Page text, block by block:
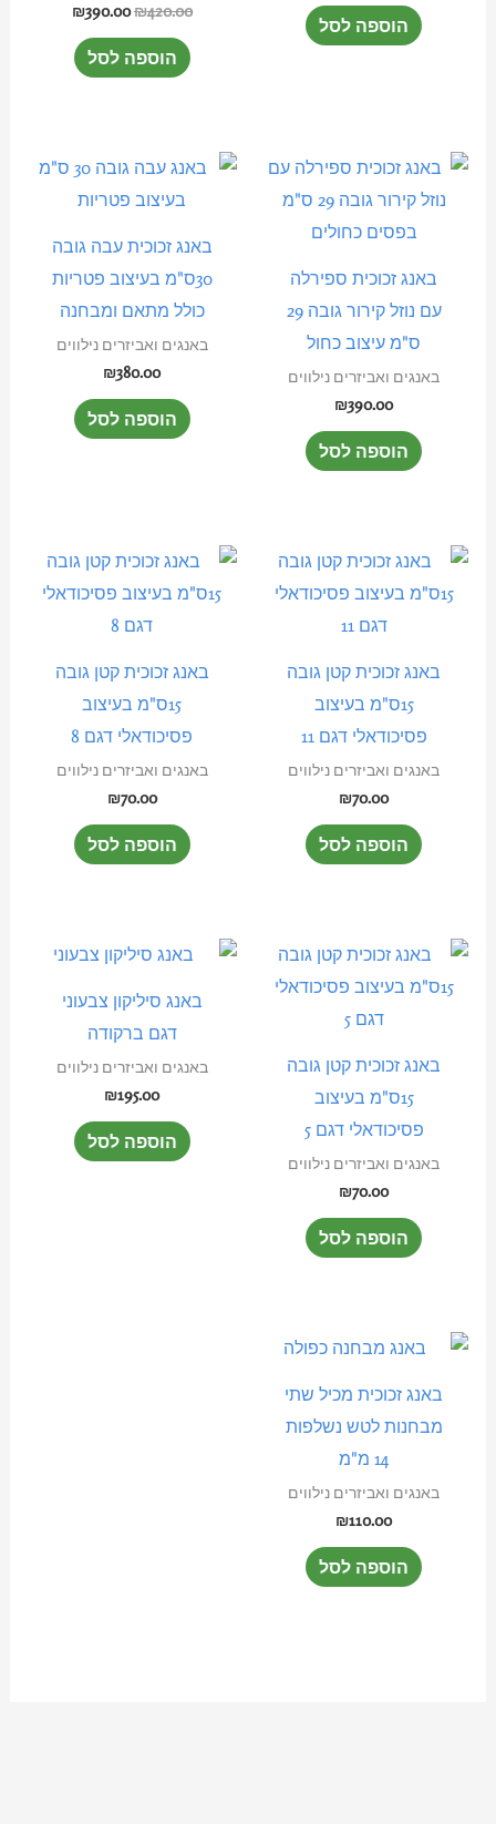
הוספה לסל
₪420.00
₪390.00
הוספה לסל
באנג זכוכית ספירלה
עם נוזל קירור גובה 29
ס"מ עיצוב כחול
באנגים ואביזרים נילווים
₪390.00
הוספה לסל
באנג זכוכית עבה גובה
30ס"מ בעיצוב פטריות
כולל מתאם ומבחנה
באנגים ואביזרים נילווים
₪380.00
הוספה לסל
באנג זכוכית קטן גובה
15ס"מ בעיצוב
פסיכודאלי דגם 11
באנגים ואביזרים נילווים
₪70.00
הוספה לסל
באנג זכוכית קטן גובה
15ס"מ בעיצוב
פסיכודאלי דגם 8
באנגים ואביזרים נילווים
₪70.00
הוספה לסל
באנג זכוכית קטן גובה
15ס"מ בעיצוב
פסיכודאלי דגם 5
באנגים ואביזרים נילווים
₪70.00
הוספה לסל
באנג סיליקון צבעוני
דגם ברקודה
באנגים ואביזרים נילווים
₪195.00
הוספה לסל
באנג זכוכית מכיל שתי
מבחנות לטש נשלפות
14 מ"מ
באנגים ואביזרים נילווים
₪110.00
הוספה לסל